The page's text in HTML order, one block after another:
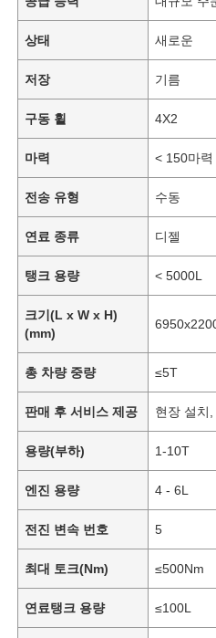
상태 새로운
저장 기름
구동 휠 4X2
마력 < 150마력
전송 유형 수동
연료 종류 디젤
탱크 용량 < 5000L
크기(L x W x H)
(mm)
총 차량 중량 ≤5T
판매 후 서비스 제공 현장 설치
용량(부하) 1-10T
엔진 용량 4 - 6L
전진 변속 번호 5
최대 토크(Nm) ≤500Nm
연료탱크 용량 ≤100L